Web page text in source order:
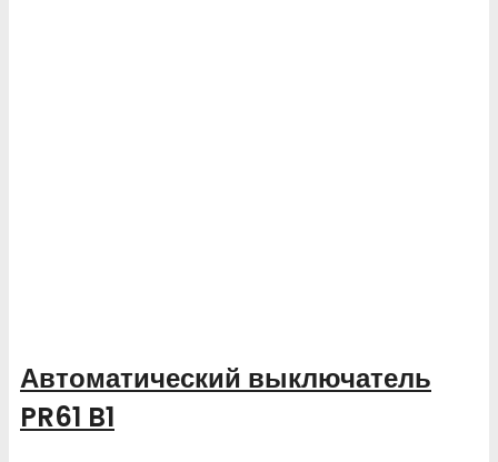
Автоматический выключатель
PR61 B1